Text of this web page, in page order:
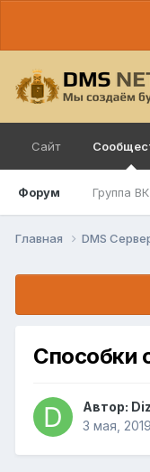
Сайт
Форум Группа ВК
Главная DMS
Способки
Автор:
3 мая, 2019